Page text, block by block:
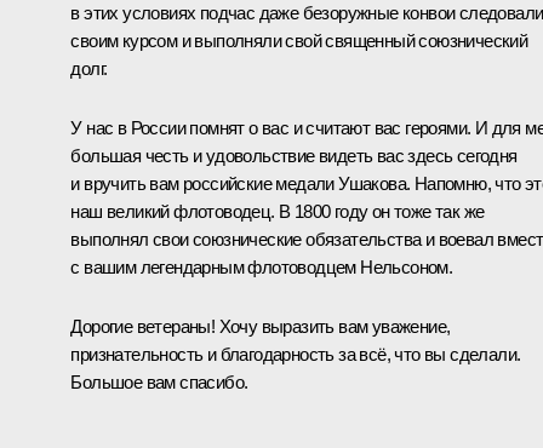
в этих условиях подчас даже безоружные конвои следовали
своим курсом и выполняли свой священный союзнический
долг.
У нас в России помнят о вас и считают вас героями. И для
большая честь и удовольствие видеть вас здесь сегодня
и вручить вам российские медали Ушакова. Напомню, что
наш великий флотоводец. В 1800 году он тоже так же
выполнял свои союзнические обязательства и воевал
с вашим легендарным флотоводцем Нельсоном.
Дорогие ветераны! Хочу выразить вам уважение,
признательность и благодарность за всё, что вы сделали.
Большое вам спасибо.